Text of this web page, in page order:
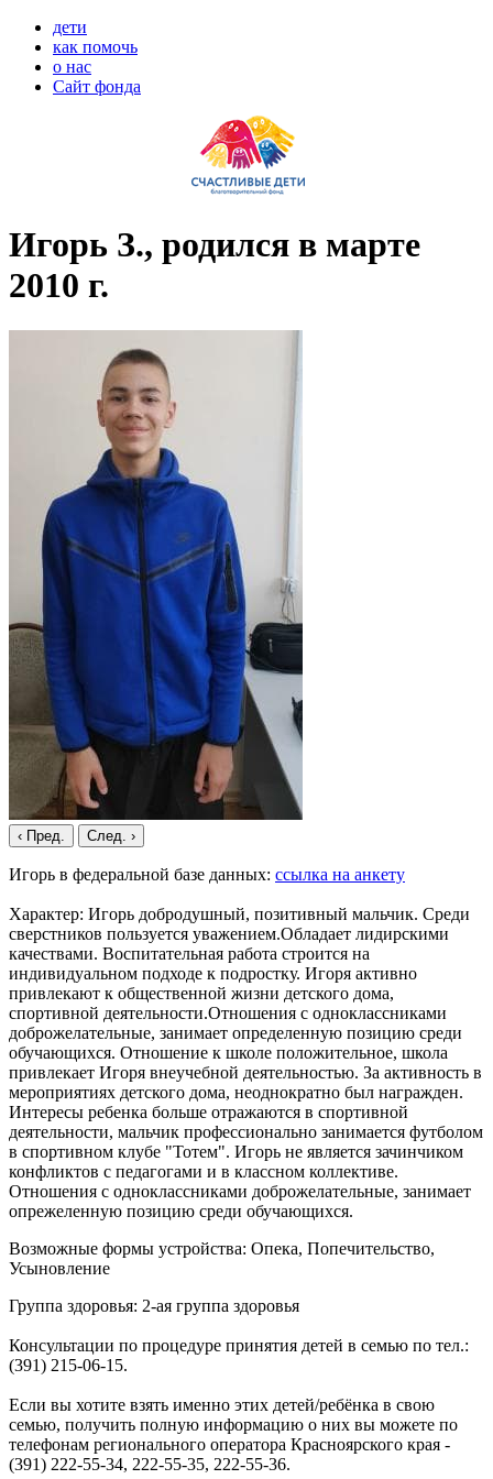
дети
как помочь
о нас
Сайт фонда
Игорь З., родился в марте
2010 г.
‹ Пред. След. ›
Игорь в федеральной базе данных: ссылка на анкету
Характер: Игорь добродушный, позитивный мальчик. Среди
сверстников пользуется уважением.Обладает лидирскими
качествами. Воспитательная работа строится на
индивидуальном подходе к подростку. Игоря активно
привлекают к общественной жизни детского дома,
спортивной деятельности.Отношения с одноклассниками
доброжелательные, занимает определенную позицию среди
обучающихся. Отношение к школе положительное, школа
привлекает Игоря внеучебной деятельностью. За активность в
мероприятиях детского дома, неоднократно был награжден.
Интересы ребенка больше отражаются в спортивной
деятельности, мальчик профессионально занимается футболом
в спортивном клубе "Тотем". Игорь не является зачинчиком
конфликтов с педагогами и в классном коллективе.
Отношения с одноклассниками доброжелательные, занимает
опрежеленную позицию среди обучающихся.
Возможные формы устройства: Опека, Попечительство,
Усыновление
Группа здоровья: 2-ая группа здоровья
Консультации по процедуре принятия детей в семью по тел.:
(391) 215-06-15.
Если вы хотите взять именно этих детей/ребёнка в свою
семью, получить полную информацию о них вы можете по
телефонам регионального оператора Красноярского края -
(391) 222-55-34, 222-55-35, 222-55-36.